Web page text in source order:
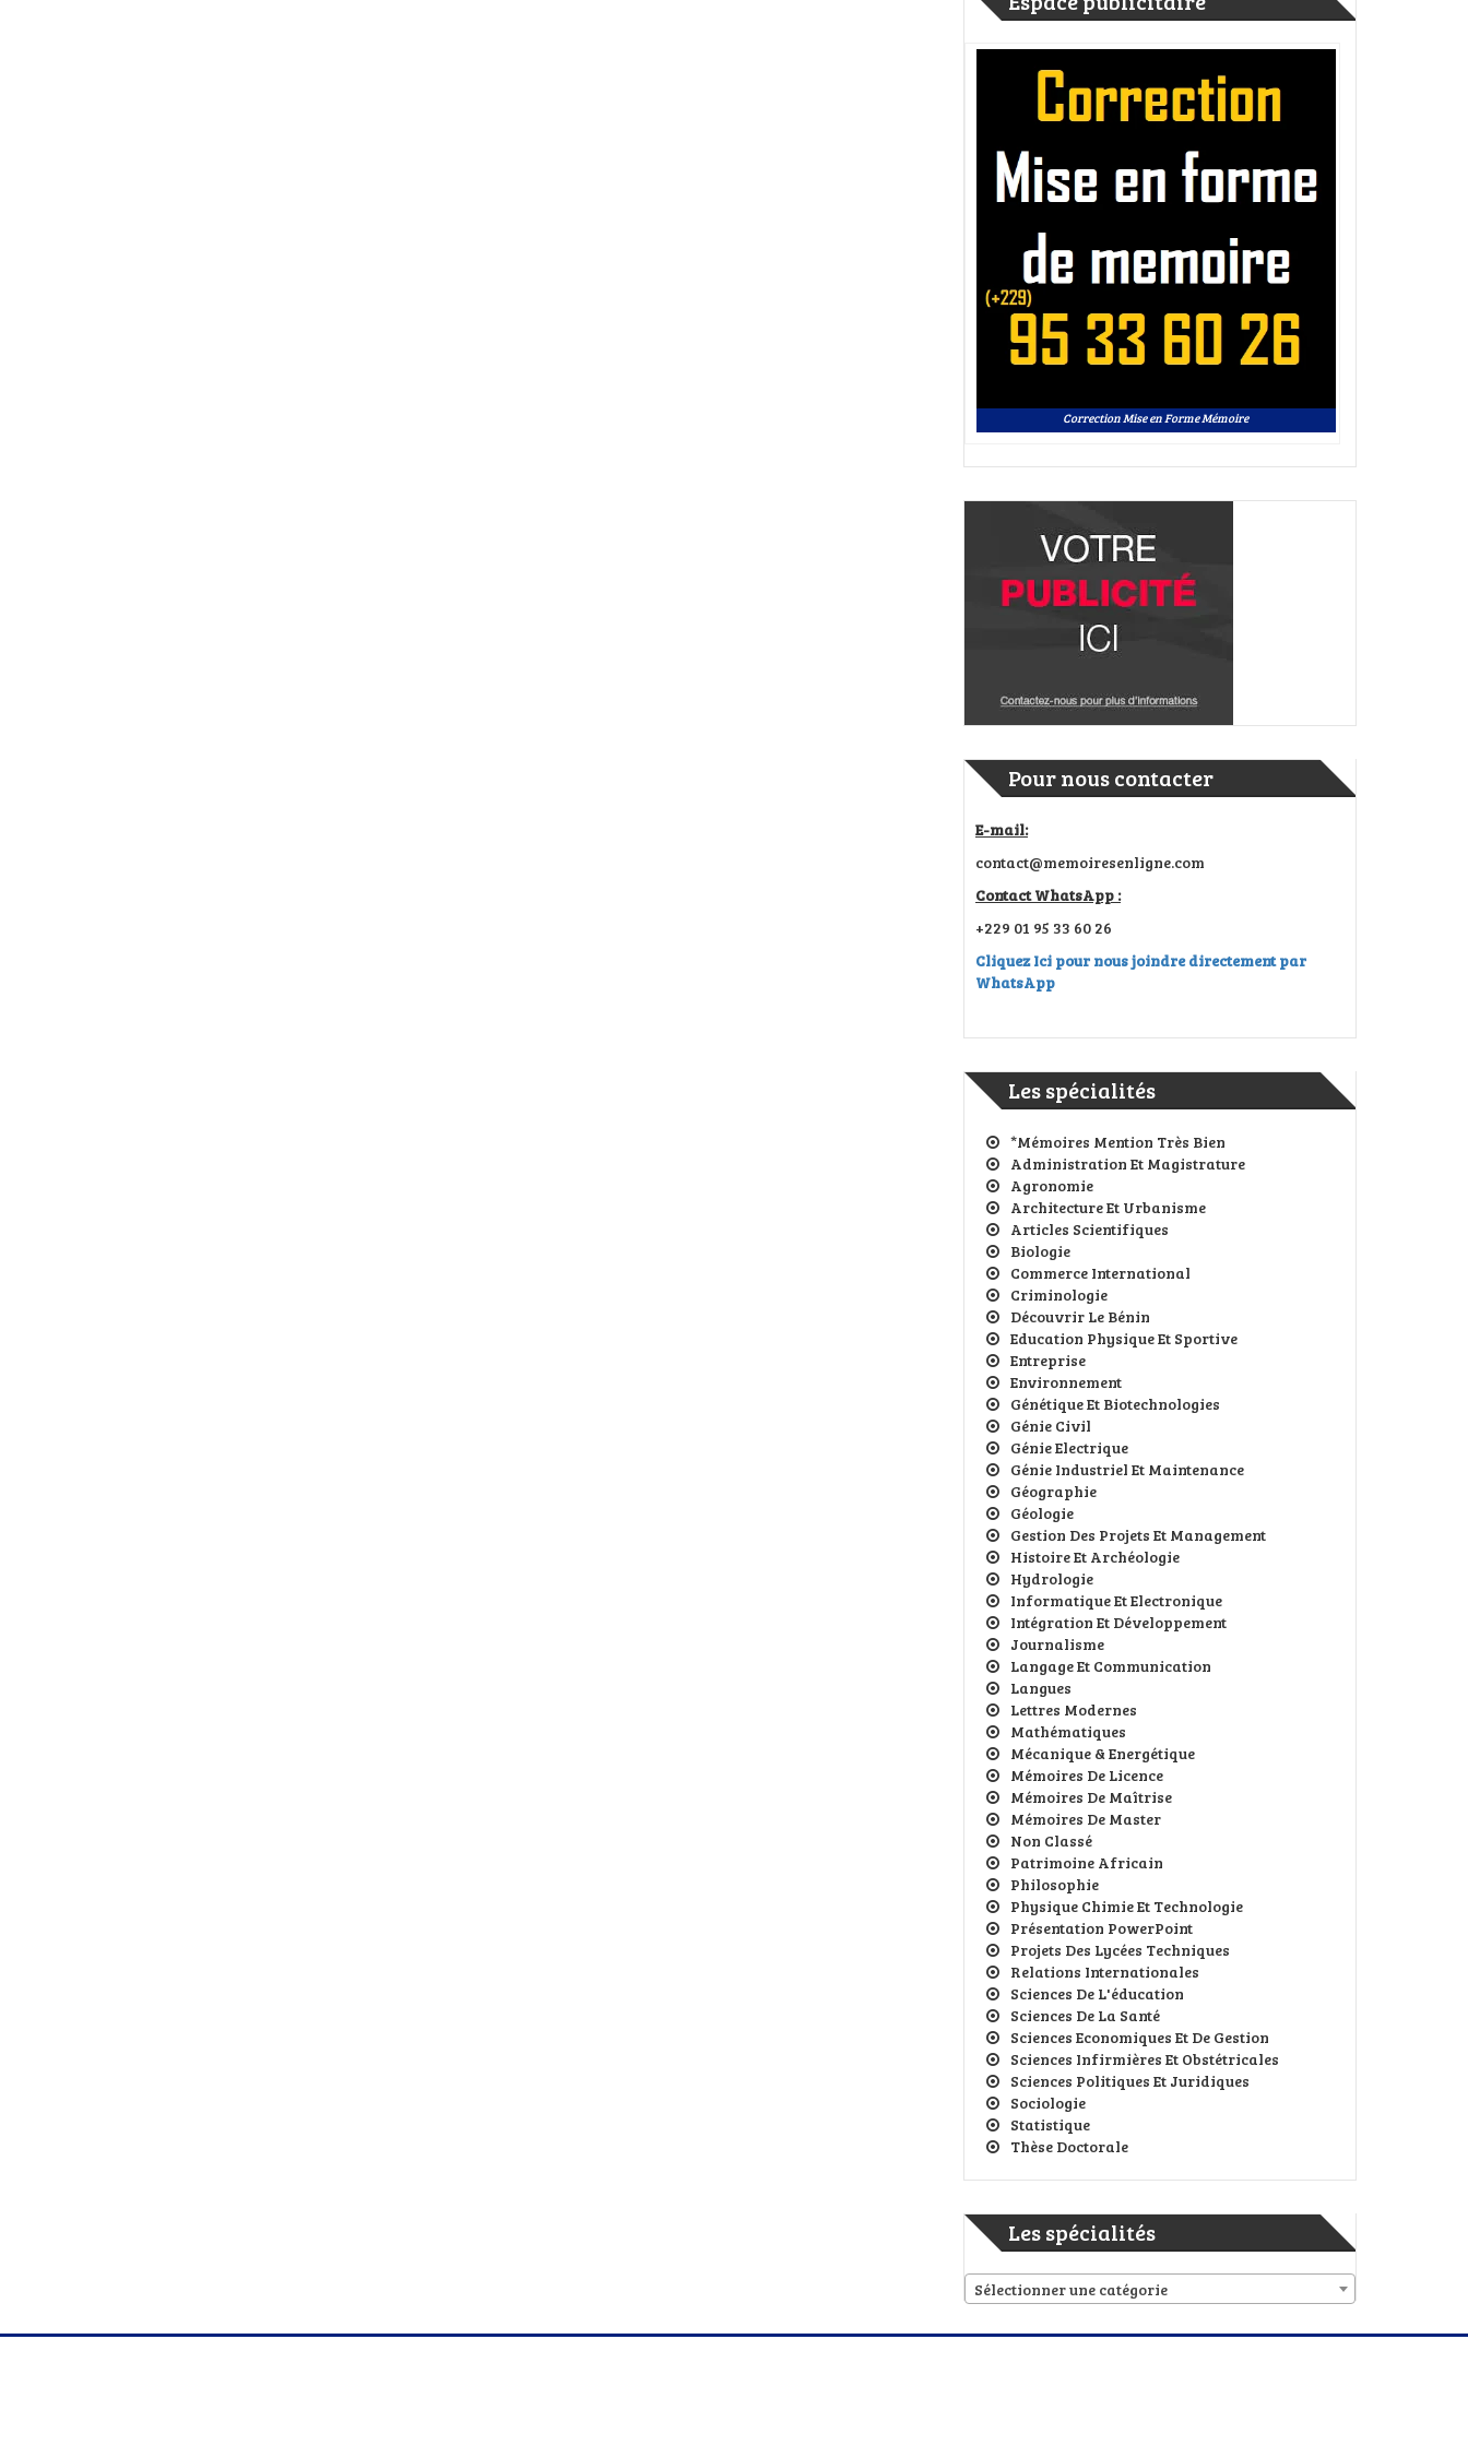
Correction Mise en Forme Mémoire
Pour nous contacter
E-mail:
contact@memoiresenligne.com
Contact WhatsApp :
+229 01 95 33 60 26
Cliquez Ici pour nous joindre directement par
WhatsApp
Les spécialités
*Mémoires Mention Très Bien
Administration Et Magistrature
Agronomie
Architecture Et Urbanisme
Articles Scientifiques
Biologie
Commerce International
Criminologie
Découvrir Le Bénin
Education Physique Et Sportive
Entreprise
Environnement
Génétique Et Biotechnologies
Génie Civil
Génie Electrique
Génie Industriel Et Maintenance
Géographie
Géologie
Gestion Des Projets Et Management
Histoire Et Archéologie
Hydrologie
Informatique Et Electronique
Intégration Et Développement
Journalisme
Langage Et Communication
Langues
Lettres Modernes
Mathématiques
Mécanique & Energétique
Mémoires De Licence
Mémoires De Maîtrise
Mémoires De Master
Non Classé
Patrimoine Africain
Philosophie
Physique Chimie Et Technologie
Présentation PowerPoint
Projets Des Lycées Techniques
Relations Internationales
Sciences De L'éducation
Sciences De La Santé
Sciences Economiques Et De Gestion
Sciences Infirmières Et Obstétricales
Sciences Politiques Et Juridiques
Sociologie
Statistique
Thèse Doctorale
Les spécialités
Sélectionner une catégorie